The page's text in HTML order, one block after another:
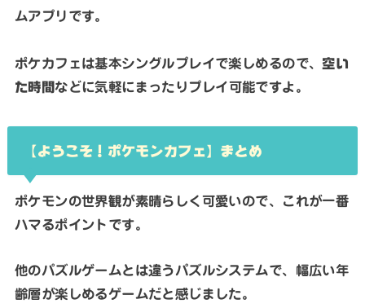
ムアプリです。
ポケカフェは基本シングルプレイで楽しめるので、 空い
た時間 などに気軽にまったりプレイ可能ですよ。
【ようこそ！ポケモンカフェ】まとめ
ポケモンの世界観が素晴らしく可愛いので、これが一番
ハマるポイントです。
他のパズルゲームとは違うパズルシステムで、幅広い年
齢層が楽しめるゲームだと感じました。